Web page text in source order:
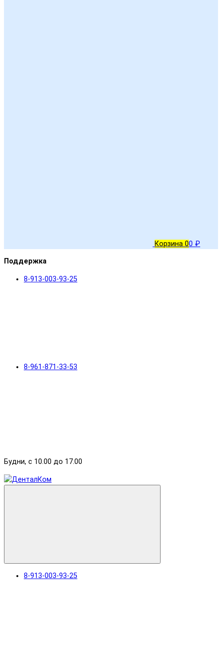
Корзина 00 ₽
Поддержка
8-913-003-93-25
8-961-871-33-53
Будни, с 10.00 до 17.00
8-913-003-93-25